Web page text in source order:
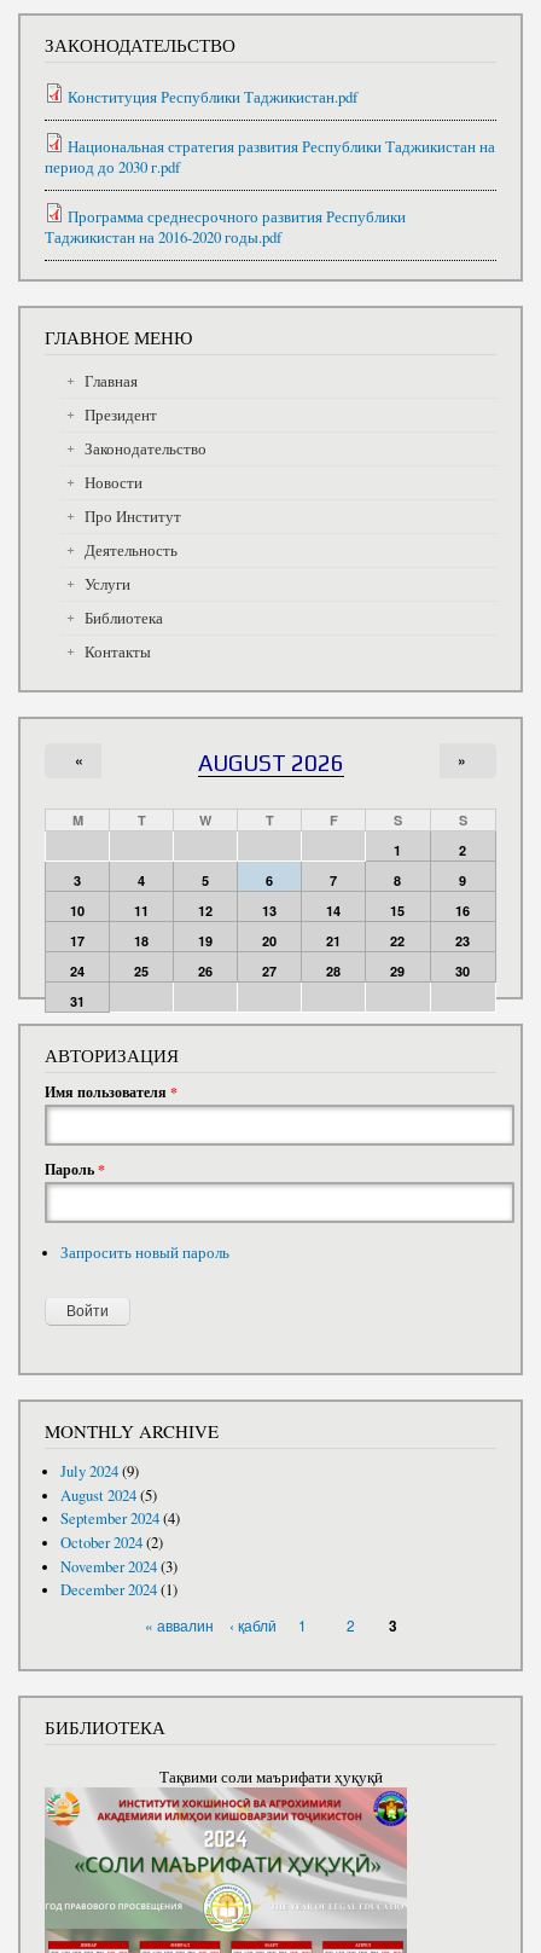
ЗАКОНОДАТЕЛЬСТВО
Конституция Республики Таджикистан.pdf
Национальная стратегия развития Республики Таджикистан на
период до 2030 г.pdf
Программа среднесрочного развития Республики
Таджикистан на 2016-2020 годы.pdf
ГЛАВНОЕ МЕНЮ
Главная
Президент
Законодательство
Новости
Про Институт
Деятельность
Услуги
Библиотека
Контакты
AUGUST 2026
« »
M T W T F S
S
1
2
3
4 5 6 7 8
9
10
11 12 13 14 15
16
17
18 19 20 21 22
23
24
25 26 27 28 29
30
31
АВТОРИЗАЦИЯ
Имя пользователя *
Пароль*
Запросить новый пароль
MONTHLY ARCHIVE
July 2024(9)
August 2024(5)
September 2024(4)
October 2024(2)
November 2024(3)
December 2024(1)
« аввалин ‹ қаблӣ 1 2 3
БИБЛИОТЕКА
Тақвими соли маърифати ҳуқуқӣ